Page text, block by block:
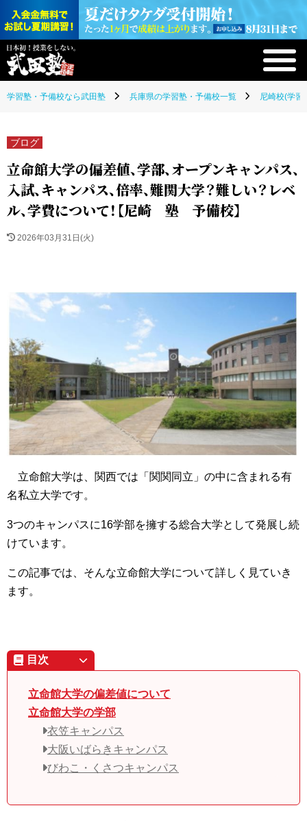
学習塾・予備校なら武田塾 兵庫県の学習塾・予備校一覧 尼崎校(学習
ブログ
立命館大学の偏差値、学部、オープンキャンパス、
入試、キャンパス、倍率、難関大学？難しい？レベ
ル、学費について！【尼崎 塾 予備校】
2026年03月31日(火)
立命館大学は、関西では「関関同立」の中に含まれる有
名私立大学です。
3つのキャンパスに16学部を擁する総合大学として発展し続
けています。
この記事では、そんな立命館大学について詳しく見ていき
ます。
目次
立命館大学の偏差値について
立命館大学の学部
衣笠キャンパス
大阪いばらきキャンパス
びわこ・くさつキャンパス